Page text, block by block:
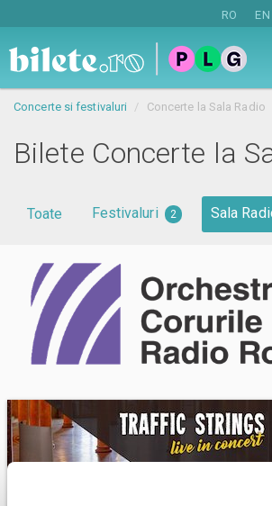
RO EN
Concerte si festivaluri Concerte la Sala Radio
Bilete Concerte la
Toate Festivaluri 2 Sala